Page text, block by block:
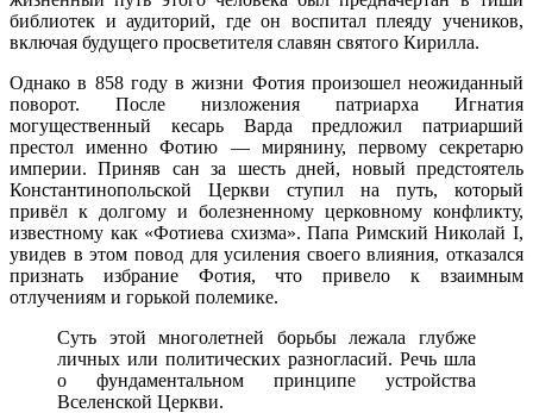
библиотек и аудиторий, где он воспитал плеяду учеников,
включая будущего просветителя славян святого Кирилла.
Однако в 858 году в жизни Фотия произошел неожиданный
поворот. После низложения патриарха Игнатия
могущественный кесарь Варда предложил патриарший
престол именно Фотию — мирянину, первому секретарю
империи. Приняв сан за шесть дней, новый предстоятель
Константинопольской Церкви ступил на путь, который
привёл к долгому и болезненному церковному конфликту,
известному как «Фотиева схизма». Папа Римский Николай I,
увидев в этом повод для усиления своего влияния, отказался
признать избрание Фотия, что привело к взаимным
отлучениям и горькой полемике.
Суть этой многолетней борьбы лежала глубже
личных или политических разногласий. Речь шла
о фундаментальном принципе устройства
Вселенской Церкви.